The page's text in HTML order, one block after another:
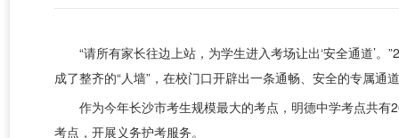
“请所有家长往边上站，为学生进入考场让出‘安全通道’
成了整齐的“人墙”，在校门口开辟出一条通畅、安全的专属通
作为今年长沙市考生规模最大的考点，明德中学考点共
考点，开展义务护考服务。